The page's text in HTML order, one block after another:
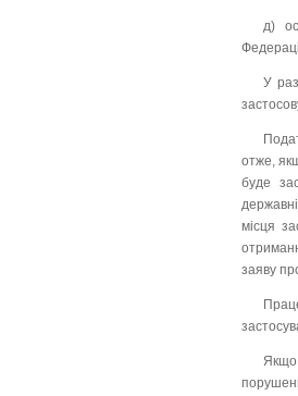
д)
У
отже,
буде
місця
заяву
Якщо